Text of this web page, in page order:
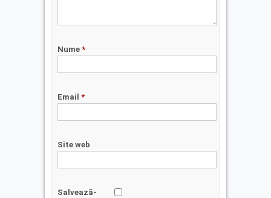
Nume *
Email *
Site web
Salvează-